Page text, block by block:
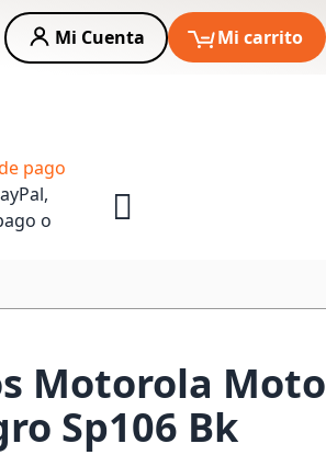
Mi Cuenta Mi carrito
pago
o
Motorola Moto
Sp106 Bk